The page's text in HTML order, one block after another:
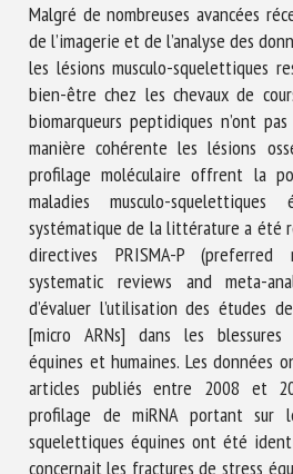
Malgré de nombreuses avancées
de l’imagerie et de l’analyse des
les lésions musculo-squelettiques
bien-être chez les chevaux de
biomarqueurs peptidiques n’ont
manière cohérente les lésions
profilage moléculaire offrent la
maladies musculo-
systématique de la littérature a été
directives PRISMA-P
systematic reviews and meta-
d’évaluer l’utilisation des études
[micro ARNs] dans les blessures
équines et humaines. Les données
articles publiés entre 2008 et
profilage de miRNA portant sur
squelettiques équines ont été
concernait les fractures de stress
E-mail *
En soumettant ce formulaire,
informations saisies soient utilisées
relation avec le CNR BEA. *
Les champs suivis de * sont